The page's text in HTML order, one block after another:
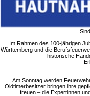
Im Rahmen des 100-jährigen
Württemberg und die
historische
Am Sonntag werden
Oldtimerbesitzer bringen ihre
freuen – die Expertinnen